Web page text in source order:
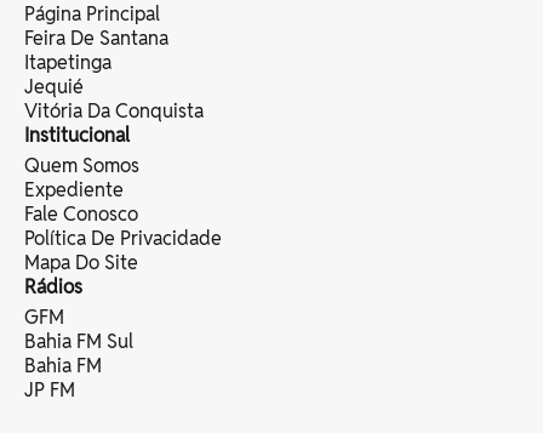
Página Principal
Feira De Santana
Itapetinga
Jequié
Vitória Da Conquista
Institucional
Quem Somos
Expediente
Fale Conosco
Política De Privacidade
Mapa Do Site
Rádios
GFM
Bahia FM Sul
Bahia FM
JP FM